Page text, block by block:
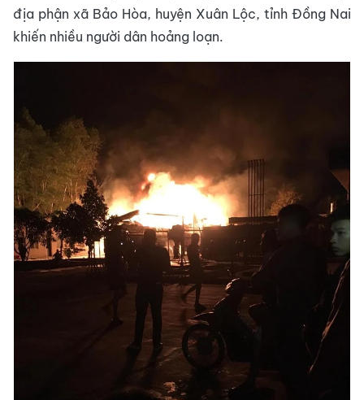
địa phận xã Bảo Hòa, huyện Xuân Lộc, tỉnh Đồng Nai
khiến nhiều người dân hoảng loạn.